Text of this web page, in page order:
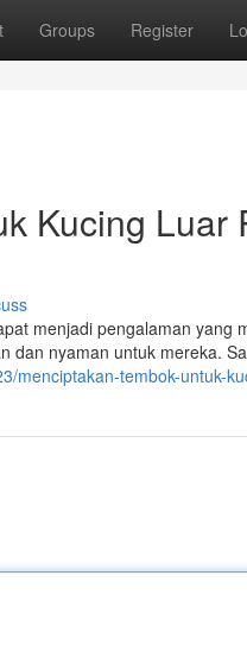
Groups Register
Kucing Luar
menjadi pengalaman yang
dan nyaman untuk mereka.
menciptakan-tembok-untuk-